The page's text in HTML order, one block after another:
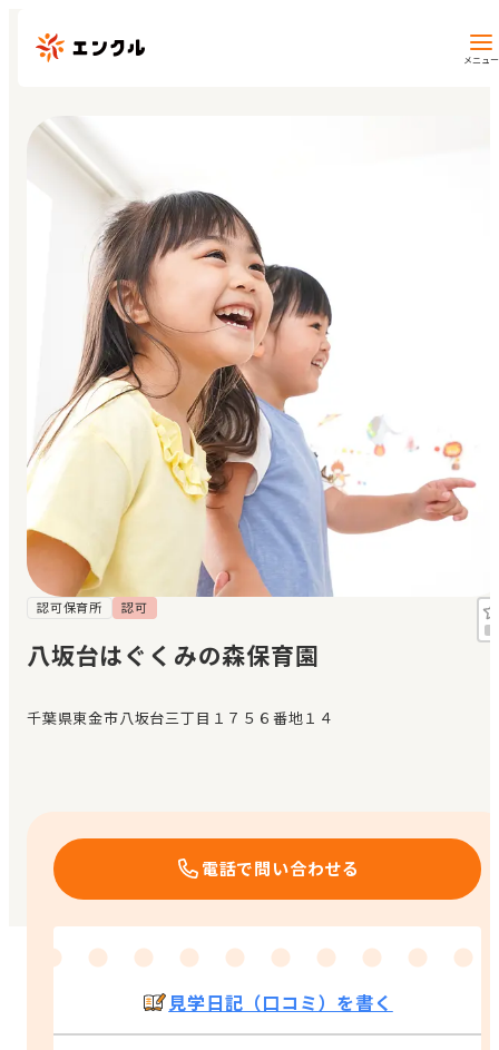
メニュー
保育園・幼稚園を探す
地図から探す
地域から探す
マイページ
閲覧履歴
お気に入り
見学日記
メッセージ
おすすめの園
エンクルの特徴と活用方法
認可保育所 認可
八坂台はぐくみの森保育園
千葉県東金市八坂台三丁目１７５６番地１４
電話で問い合わせる
見学日記（口コミ）を書く